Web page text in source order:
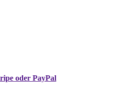
oder PayPal